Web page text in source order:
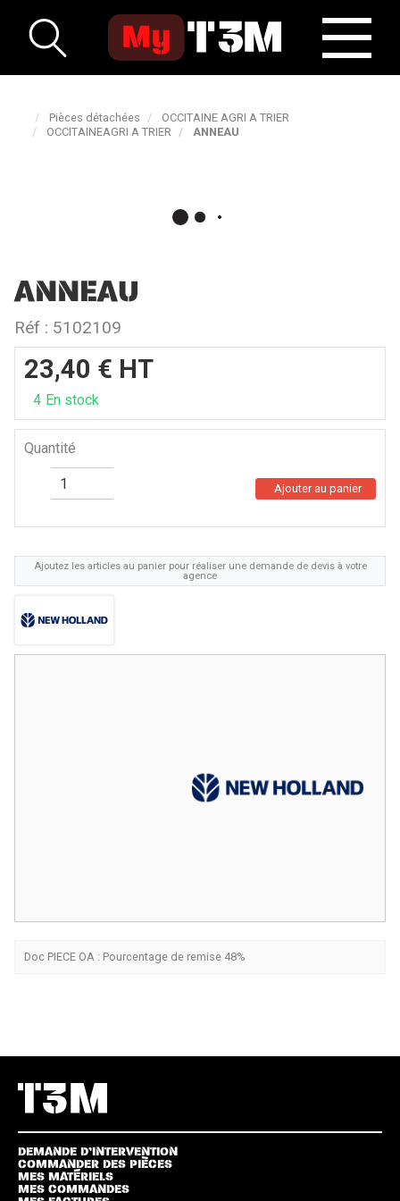
Pièces détachées
OCCITAINE AGRI A TRIER
OCCITAINEAGRI A TRIER
ANNEAU
ANNEAU
Réf : 5102109
Doc PIECE OA : Pourcentage de remise 48%
Ajoutez les articles au panier pour réaliser une demande de devis à votre
agence
23,40 € HT
4 En stock
Quantité
Ajouter au panier
DEMANDE D’INTERVENTION
COMMANDER DES PIÈCES
MES MATÉRIELS
MES COMMANDES